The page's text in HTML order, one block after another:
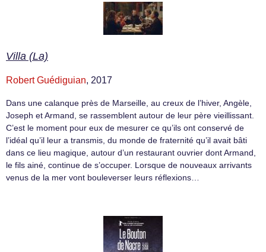
Villa (La)
Robert Guédiguian, 2017
Dans une calanque près de Marseille, au creux de l’hiver, Angèle,
Joseph et Armand, se rassemblent autour de leur père vieillissant.
C’est le moment pour eux de mesurer ce qu’ils ont conservé de
l’idéal qu’il leur a transmis, du monde de fraternité qu’il avait bâti
dans ce lieu magique, autour d’un restaurant ouvrier dont Armand,
le fils ainé, continue de s’occuper. Lorsque de nouveaux arrivants
venus de la mer vont bouleverser leurs réflexions…